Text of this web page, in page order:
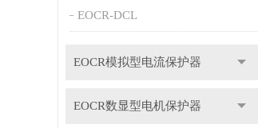
EOCR-DCL
EOCR模拟型电流保护器
EOCR数显型电机保护器